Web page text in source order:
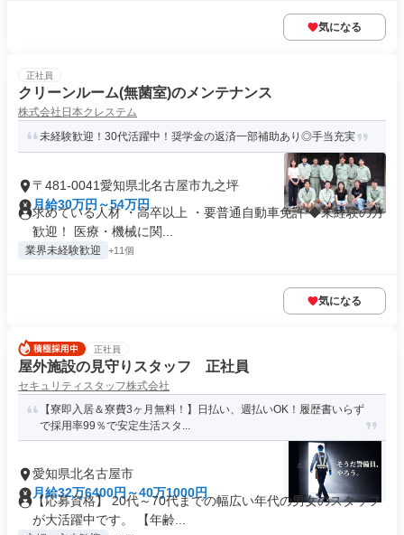
気になる
正社員
クリーンルーム(無菌室)のメンテナンス
株式会社日本クレステム
未経験歓迎！30代活躍中！奨学金の返済一部補助あり◎手当充実
〒481-0041愛知県北名古屋市九之坪
月給30万円～54万円
求めている人材 ・高卒以上 ・要普通自動車免許 ◆未経験の方
歓迎！ 医療・機械に関...
業界未経験歓迎 +11個
気になる
正社員
屋外施設の見守りスタッフ 正社員
セキュリティスタッフ株式会社
【寮即入居＆寮費3ヶ月無料！】日払い、週払いOK！履歴書いらず
で採用率99％で安定生活スタ...
愛知県北名古屋市
月給32万6400円～40万1000円
【応募資格】 20代～70代までの幅広い年代の男女のスタッフ
が大活躍中です。 【年齢...